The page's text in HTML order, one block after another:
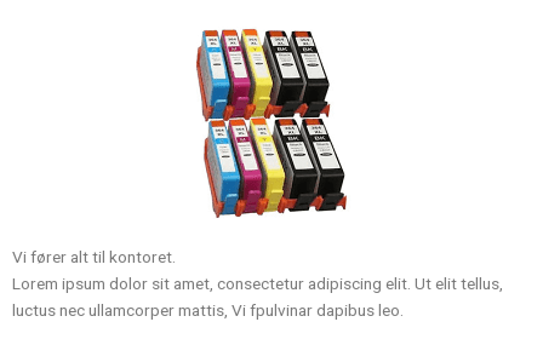
Vi fører alt til kontoret.
Lorem ipsum dolor sit amet, consectetur adipiscing elit. Ut elit tellus,
luctus nec ullamcorper mattis, Vi fpulvinar dapibus leo.